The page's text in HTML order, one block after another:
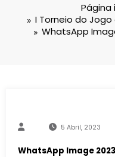
Página
I Torneio do Jogo
WhatsApp
5 Abril, 2023
WhatsApp Image